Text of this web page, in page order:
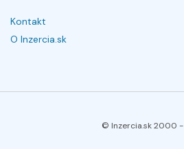
Kontakt
O Inzercia.sk
© Inzercia.sk 2000 -